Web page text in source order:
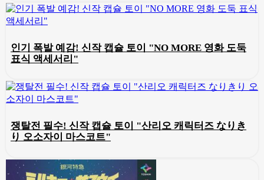
인기 폭발 예감! 신작 캡슐 토이 "NO MORE 영화 도둑
표식 액세서리"
쟁탈전 필수! 신작 캡슐 토이 "산리오 캐릭터즈 なりき
り 오소자이 마스코트"